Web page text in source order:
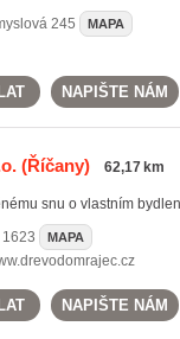
245 MAPA
NAPIŠTE NÁM
(Říčany) 62,17 km
snu o vlastním
MAPA
NAPIŠTE NÁM